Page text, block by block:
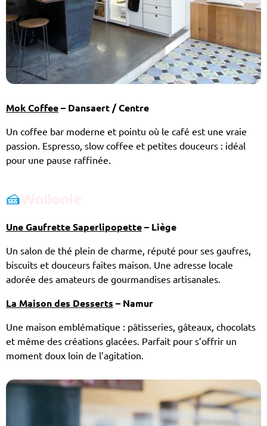
Mok Coffee – Dansaert / Centre
Un coffee bar moderne et pointu où le café est une vraie
passion. Espresso, slow coffee et petites douceurs : idéal
pour une pause raffinée.
🍰
Une Gaufrette Saperlipopette – Liège
Un salon de thé plein de charme, réputé pour ses gaufres,
biscuits et douceurs faites maison. Une adresse locale
adorée des amateurs de gourmandises artisanales.
La Maison des Desserts – Namur
Une maison emblématique : pâtisseries, gâteaux, chocolats
et même des créations glacées. Parfait pour s’offrir un
moment doux loin de l’agitation.